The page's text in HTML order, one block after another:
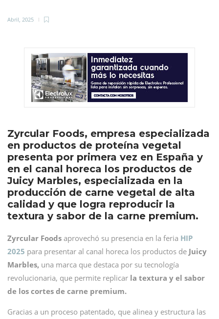
Abril, 2025
Zyrcular Foods, empresa especializada
en productos de proteína vegetal
presenta por primera vez en España y
en el canal horeca los productos de
Juicy Marbles, especializada en la
producción de carne vegetal de alta
calidad y que logra reproducir la
textura y sabor de la carne premium.
Zyrcular Foods aprovechó su presencia en la feria HIP
2025 para presentar al canal horeca los productos de Juicy
Marbles, una marca que destaca por su tecnología
revolucionaria, que permite replicar la textura y el sabor
de los cortes de carne premium.
Gracias a un proceso patentado, que alinea y estructura las